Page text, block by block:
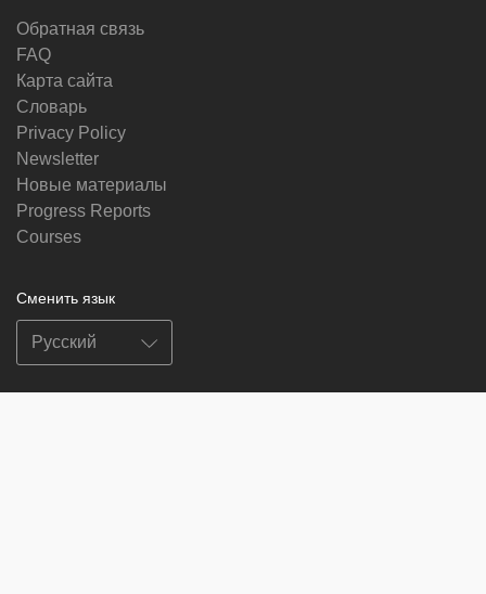
Обратная связь
FAQ
Карта сайта
Словарь
Privacy Policy
Newsletter
Новые материалы
Progress Reports
Courses
Сменить язык